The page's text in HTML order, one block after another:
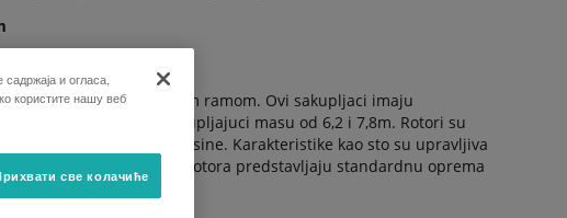
sa dva rotora i jakim ramom. Ovi sakupljaci imaju
centralni zboj sakupljajuci masu od 6,2 i 7,8m. Rotori su
veliki radni vek masine. Karakteristike kao sto su upravljiva
i hidraulicno podizanje rotora predstavljaju standardnu oprema
RA2064..
и огласа,
користите нашу веб
све колачиће